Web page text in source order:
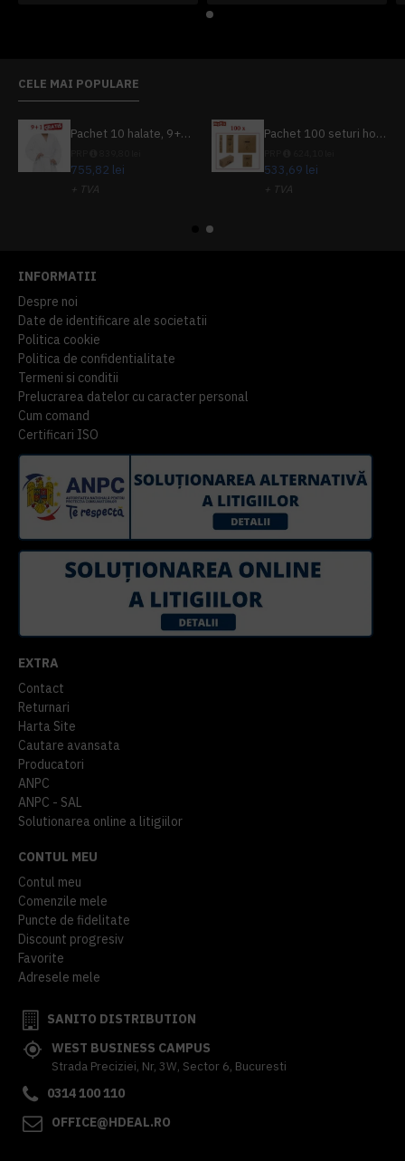
CELE MAI POPULARE
Pachet 10 halate, 9+1 gratuit
755,82 lei
+ TVA
Pachet 100 seturi hoteliere, set dentar, set barbierit, casca de dus, pila unghii, set cusut
533,69 lei
+ TVA
INFORMATII
Despre noi
Date de identificare ale societatii
Politica cookie
Politica de confidentialitate
Termeni si conditii
Prelucrarea datelor cu caracter personal
Cum comand
Certificari ISO
EXTRA
Contact
Returnari
Harta Site
Cautare avansata
Producatori
ANPC
ANPC - SAL
Solutionarea online a litigiilor
CONTUL MEU
Contul meu
Comenzile mele
Puncte de fidelitate
Discount progresiv
Favorite
Adresele mele
SANITO DISTRIBUTION
WEST BUSINESS CAMPUS
Strada Preciziei, Nr, 3W, Sector 6, Bucuresti
0314 100 110
OFFICE@HDEAL.RO